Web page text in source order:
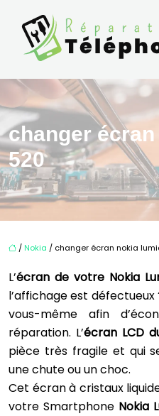
changer
520
/ Nokia / changer écran nokia
L’écran de votre Nokia
l’affichage est
vous-même afin
réparation. L’écran LCD
pièce très fragile et qui
une chute ou un choc.
Cet écran à cristaux
votre Smartphone Nokia